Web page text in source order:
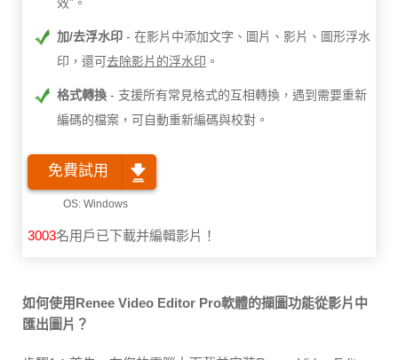
效”。
加/去浮水印
在影片中添加文字、圖片、影片、圖形浮水
印，還可去除影片的浮水印 。
格式轉換
支援所有常見格式的互相轉換，遇到需要重新
編碼的檔案，可自動重新編碼與校對。
免費試用
3003名用戶已下載并編輯影片！
如何使用Renee Video Editor Pro軟體的擷圖功能從影片中
匯出圖片？